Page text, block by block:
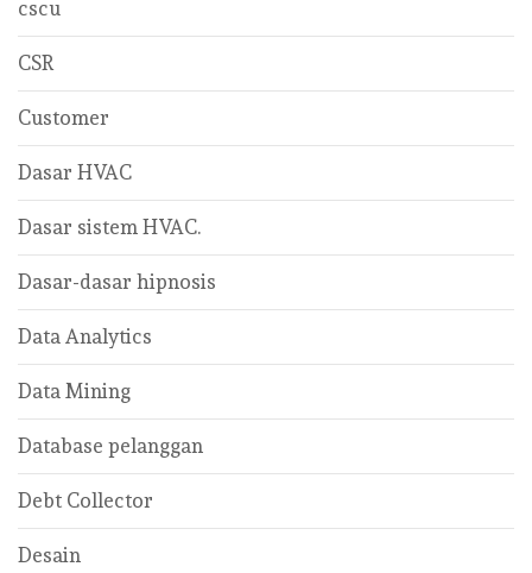
cscu
CSR
Customer
Dasar HVAC
Dasar sistem HVAC.
Dasar-dasar hipnosis
Data Analytics
Data Mining
Database pelanggan
Debt Collector
Desain